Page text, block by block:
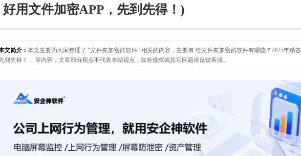
好用文件加密APP，先到先得！)
文简介：本文主要为大家整理了 “文件夹加密的软件” 相关的内容，主要有 给文件夹加密的软件有哪些？2025年精
到先得！， 等内容，文章部分观点不代表本站观点，如有侵权或其它问题请反馈客服。